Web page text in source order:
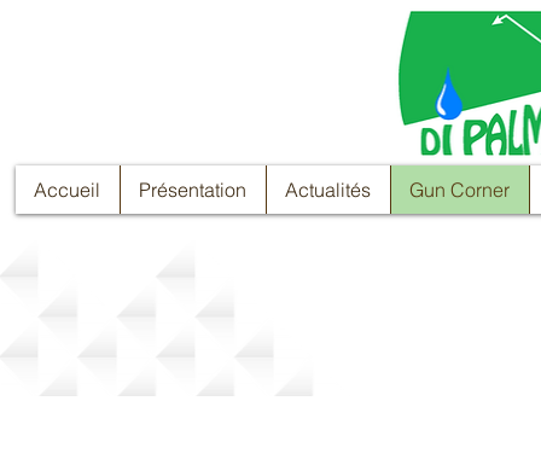
Accueil Présentation Actualités Gun Corner